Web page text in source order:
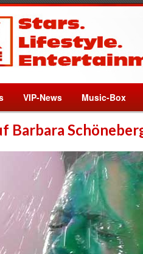
VIP-News Music-Box
Barbara